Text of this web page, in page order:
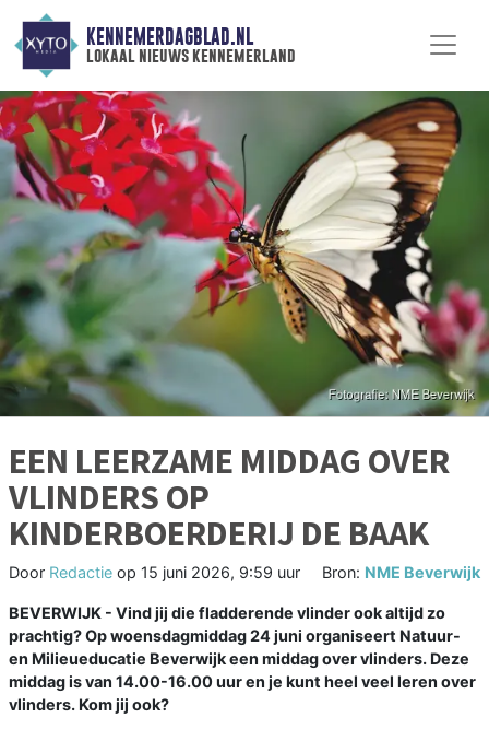
KENNEMERDAGBLAD.NL
lokaal nieuws kennemerland
EEN LEERZAME MIDDAG OVER
VLINDERS OP
KINDERBOERDERIJ DE BAAK
Door Redactie op 15 juni 2026, 9:59 uur Bron: NME Beverwijk
BEVERWIJK - Vind jij die fladderende vlinder ook altijd zo
prachtig? Op woensdagmiddag 24 juni organiseert Natuur-
en Milieueducatie Beverwijk een middag over vlinders. Deze
middag is van 14.00-16.00 uur en je kunt heel veel leren over
vlinders. Kom jij ook?